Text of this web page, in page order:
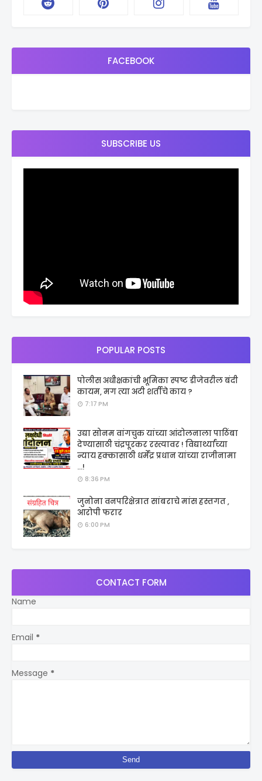
FACEBOOK
SUBSCRIBE US
POPULAR POSTS
पोलीस अधीक्षकांची भूमिका स्पष्ट डीजेवरील बंदी
कायम, मग त्या अटी शर्तीचे काय ?
7:17 PM
उद्या सोनम वांगचुक यांच्या आंदोलनाला पाठिंबा
देण्यासाठी चंद्रपूरकर रस्त्यावर ! विद्यार्थ्यांच्या
न्याय हक्कासाठी धर्मेंद्र प्रधान यांच्या राजीनामा
...!
8:36 PM
जुनोना वनपरिक्षेत्रात सांबराचे मांस हस्तगत ,
आरोपी फरार
6:00 PM
CONTACT FORM
Name
Email *
Message *